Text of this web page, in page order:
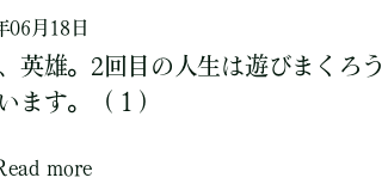
06月18日
英雄。2回目の人生は遊びまくろう
ます。（１）
more